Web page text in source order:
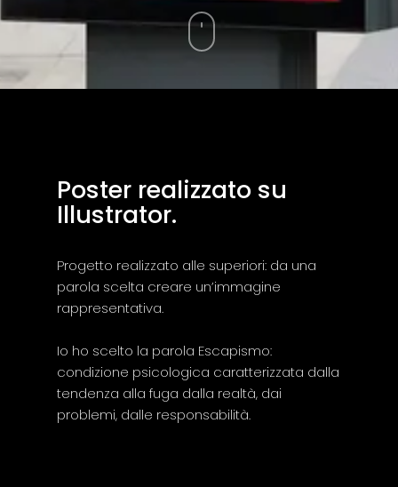
Poster realizzato su
Illustrator.
Progetto realizzato alle superiori: da una
parola scelta creare un’immagine
rappresentativa.
Io ho scelto la parola Escapismo:
condizione psicologica caratterizzata dalla
tendenza alla fuga dalla realtà, dai
problemi, dalle responsabilità.